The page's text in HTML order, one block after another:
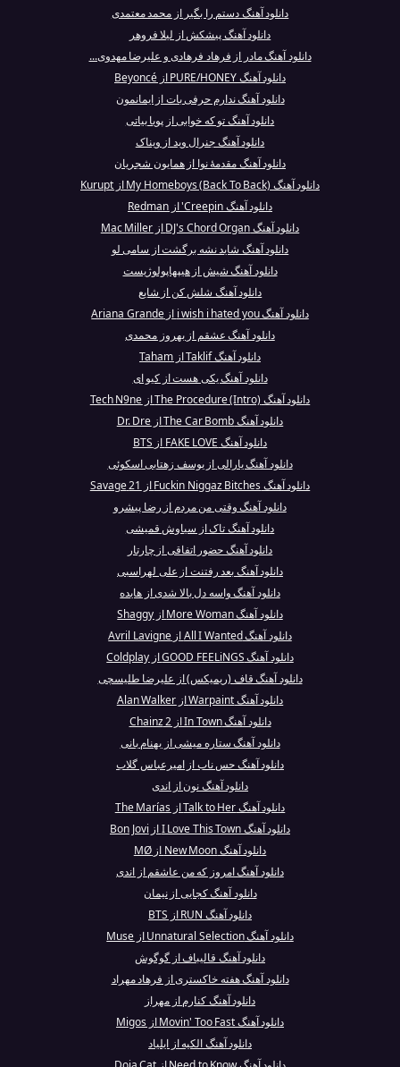
دانلود آهنگ دستم را بگیر از محمد معتمدی
دانلود آهنگ پیشکش از لیلا فروهر
دانلود آهنگ مادر از فرهاد فرهادی و علیرضا مهدوی...
دانلود آهنگ PURE/HONEY از Beyoncé
دانلود آهنگ ندارم حرفی بات از ایمانمون
دانلود آهنگ تو که خوابی از پویا بیاتی
دانلود آهنگ جنرال وید از ویناک
دانلود آهنگ مقدمهٔ نوا از همایون شجریان
دانلود آهنگ My Homeboys (Back To Back) از Kurupt
دانلود آهنگ Creepin' از Redman
دانلود آهنگ DJ's Chord Organ از Mac Miller
دانلود آهنگ شاید نشه برگشت از سامی لو
دانلود آهنگ شیش از هیپهاپولوژیست
دانلود آهنگ شلش کن از شایع
دانلود آهنگ i wish i hated you از Ariana Grande
دانلود آهنگ عشقم از بهروز محمدی
دانلود آهنگ Taklif از Taham
دانلود آهنگ یکی هست از کیو ای
دانلود آهنگ The Procedure (Intro) از Tech N9ne
دانلود آهنگ The Car Bomb از Dr. Dre
دانلود آهنگ FAKE LOVE از BTS
دانلود آهنگ یارالی از یوسف زهتابی اسکوئی
دانلود آهنگ Fuckin Niggaz Bitches از 21 Savage
دانلود آهنگ وقتی من مردم از رضا پیشرو
دانلود آهنگ تاک از سیاوش قمیشی
دانلود آهنگ حضور اتفاقی از چارتار
دانلود آهنگ بعد رفتنت از علی لهراسبی
دانلود آهنگ واسه دل بالا شدی از هایده
دانلود آهنگ More Woman از Shaggy
دانلود آهنگ All I Wanted از Avril Lavigne
دانلود آهنگ GOOD FEELiNGS از Coldplay
دانلود آهنگ قاف (ریمیکس) از علیرضا طلیسچی
دانلود آهنگ Warpaint از Alan Walker
دانلود آهنگ In Town از 2 Chainz
دانلود آهنگ ستاره میشی از بهنام بانی
دانلود آهنگ حس ناب از امیرعباس گلاب
دانلود آهنگ نون از اندی
دانلود آهنگ Talk to Her از The Marías
دانلود آهنگ I Love This Town از Bon Jovi
دانلود آهنگ New Moon از MØ
دانلود آهنگ امروز که من عاشقم از اندی
دانلود آهنگ کجایی از نیمان
دانلود آهنگ RUN از BTS
دانلود آهنگ Unnatural Selection از Muse
دانلود آهنگ قاليباف از گوگوش
دانلود آهنگ هفته خاکستری از فرهاد مهراد
دانلود آهنگ کنارم از مهراز
دانلود آهنگ Movin' Too Fast از Migos
دانلود آهنگ الکیه از ایلیاد